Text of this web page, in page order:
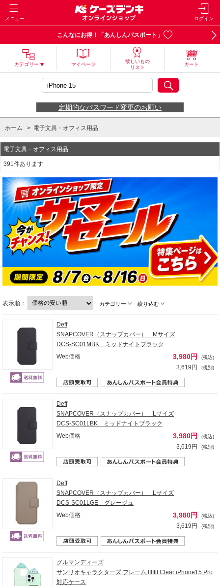
メニュー ログイン
こんなにお得！「あんしんパスポート」
カテゴリー マイページ
欲しいもの
リスト
カート
定期的なパスワード変更のお願い
ホーム > 電子文具・オフィス用品
電子文具・オフィス用品
391件あります
表示順： カテゴリー 絞り込む
Deff
SNAPCOVER（スナップカバー） Mサイズ
DCS-SC01MBK ミッドナイトブラック
Web価格
3,980円 (税込)
3,619円 (税別)
Deff
SNAPCOVER（スナップカバー） Lサイズ
DCS-SC01LBK ミッドナイトブラック
Web価格
3,980円 (税込)
3,619円 (税別)
Deff
SNAPCOVER（スナップカバー） Lサイズ
DCS-SC01LGE グレージュ
Web価格
3,980円 (税込)
3,619円 (税別)
グルマンディーズ
サンリオキャラクターズ フレーム IIIIfit Clear iPhone15 Pro
対応ケース